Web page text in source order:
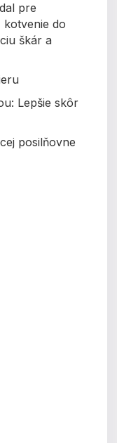
pre
do
škár a
Lepšie skôr
posilňovne